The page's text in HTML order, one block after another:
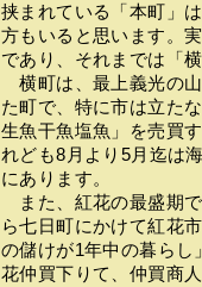
挟まれている「本町」
方もいると思います。
であり、それまでは「
横町は、最上義光の
た町で、特に市は立た
生魚干魚塩魚」を売買
れども8月より5月迄は
にあります。
また、紅花の最盛期
ら七日町にかけて紅花
の儲けが1年中の暮らし
花仲買下りて、仲買商